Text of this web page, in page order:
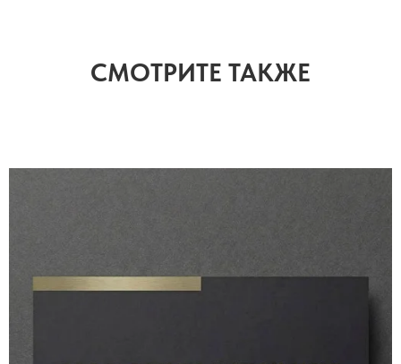
СМОТРИТЕ ТАКЖЕ